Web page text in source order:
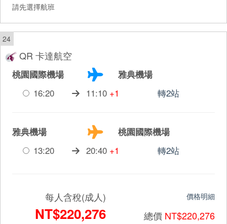
請先選擇航班
24
QR 卡達航空
桃園國際機場
雅典機場
16:20
11:10 +1 轉2站
雅典機場
桃園國際機場
13:20
20:40 +1 轉2站
每人含稅(成人)
NT$220,276
價格明細
總價 NT$220,276